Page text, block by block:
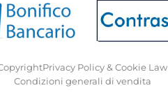
Privacy Policy & Cookie Law
Condizioni generali di vendita